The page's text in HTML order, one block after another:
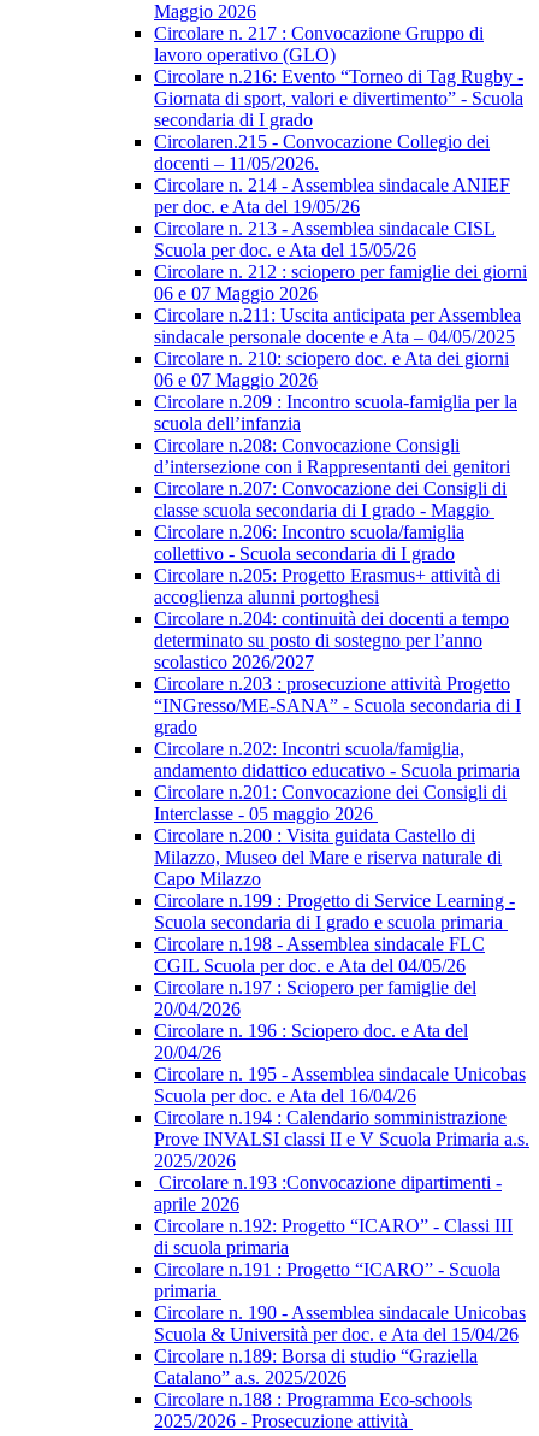
Maggio 2026
Circolare n. 217 : Convocazione Gruppo di
lavoro operativo (GLO)
Circolare n.216: Evento “Torneo di Tag Rugby -
Giornata di sport, valori e divertimento” - Scuola
secondaria di I grado
Circolaren.215 - Convocazione Collegio dei
docenti – 11/05/2026.
Circolare n. 214 - Assemblea sindacale ANIEF
per doc. e Ata del 19/05/26
Circolare n. 213 - Assemblea sindacale CISL
Scuola per doc. e Ata del 15/05/26
Circolare n. 212 : sciopero per famiglie dei giorni
06 e 07 Maggio 2026
Circolare n.211: Uscita anticipata per Assemblea
sindacale personale docente e Ata – 04/05/2025
Circolare n. 210: sciopero doc. e Ata dei giorni
06 e 07 Maggio 2026
Circolare n.209 : Incontro scuola-famiglia per la
scuola dell’infanzia
Circolare n.208: Convocazione Consigli
d’intersezione con i Rappresentanti dei genitori
Circolare n.207: Convocazione dei Consigli di
classe scuola secondaria di I grado - Maggio
Circolare n.206: Incontro scuola/famiglia
collettivo - Scuola secondaria di I grado
Circolare n.205: Progetto Erasmus+ attività di
accoglienza alunni portoghesi
Circolare n.204: continuità dei docenti a tempo
determinato su posto di sostegno per l’anno
scolastico 2026/2027
Circolare n.203 : prosecuzione attività Progetto
“INGresso/ME-SANA” - Scuola secondaria di I
grado
Circolare n.202: Incontri scuola/famiglia,
andamento didattico educativo - Scuola primaria
Circolare n.201: Convocazione dei Consigli di
Interclasse - 05 maggio 2026
Circolare n.200 : Visita guidata Castello di
Milazzo, Museo del Mare e riserva naturale di
Capo Milazzo
Circolare n.199 : Progetto di Service Learning -
Scuola secondaria di I grado e scuola primaria
Circolare n.198 - Assemblea sindacale FLC
CGIL Scuola per doc. e Ata del 04/05/26
Circolare n.197 : Sciopero per famiglie del
20/04/2026
Circolare n. 196 : Sciopero doc. e Ata del
20/04/26
Circolare n. 195 - Assemblea sindacale Unicobas
Scuola per doc. e Ata del 16/04/26
Circolare n.194 : Calendario somministrazione
Prove INVALSI classi II e V Scuola Primaria a.s.
2025/2026
Circolare n.193 :Convocazione dipartimenti -
aprile 2026
Circolare n.192: Progetto “ICARO” - Classi III
di scuola primaria
Circolare n.191 : Progetto “ICARO” - Scuola
primaria
Circolare n. 190 - Assemblea sindacale Unicobas
Scuola & Università per doc. e Ata del 15/04/26
Circolare n.189: Borsa di studio “Graziella
Catalano” a.s. 2025/2026
Circolare n.188 : Programma Eco-schools
2025/2026 - Prosecuzione attività